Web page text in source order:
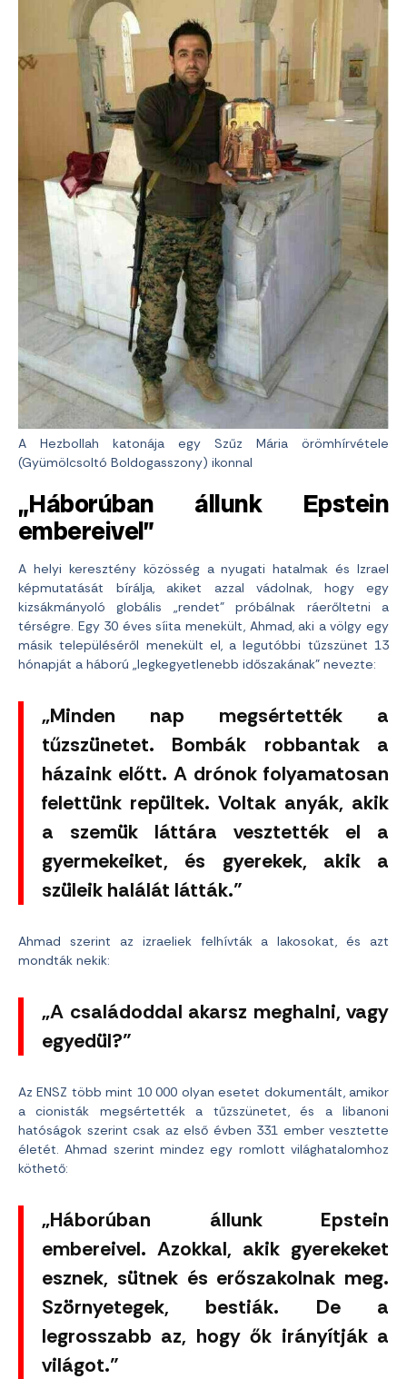
A Hezbollah katonája egy Szűz Mária örömhírvétele
(Gyümölcsoltó Boldogasszony) ikonnal
„Háborúban állunk Epstein
embereivel”
A helyi keresztény közösség a nyugati hatalmak és Izrael
képmutatását bírálja, akiket azzal vádolnak, hogy egy
kizsákmányoló globális „rendet” próbálnak ráerőltetni a
térségre. Egy 30 éves síita menekült, Ahmad, aki a völgy egy
másik településéről menekült el, a legutóbbi tűzszünet 13
hónapját a háború „legkegyetlenebb időszakának” nevezte:
„Minden nap megsértették a
tűzszünetet. Bombák robbantak a
házaink előtt. A drónok folyamatosan
felettünk repültek. Voltak anyák, akik
a szemük láttára vesztették el a
gyermekeiket, és gyerekek, akik a
szüleik halálát látták.”
Ahmad szerint az izraeliek felhívták a lakosokat, és azt
mondták nekik:
„A családoddal akarsz meghalni, vagy
egyedül?”
Az ENSZ több mint 10 000 olyan esetet dokumentált, amikor
a cionisták megsértették a tűzszünetet, és a libanoni
hatóságok szerint csak az első évben 331 ember vesztette
életét. Ahmad szerint mindez egy romlott világhatalomhoz
köthető:
„Háborúban állunk Epstein
embereivel. Azokkal, akik gyerekeket
esznek, sütnek és erőszakolnak meg.
Szörnyetegek, bestiák. De a
legrosszabb az, hogy ők irányítják a
világot.”